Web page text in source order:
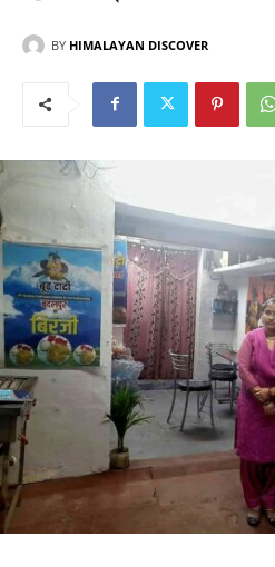
BY HIMALAYAN DISCOVER